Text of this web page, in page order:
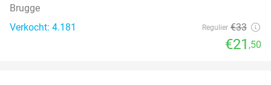
Brugge
Verkocht: 4.181
Regulier €33
€21 ,50